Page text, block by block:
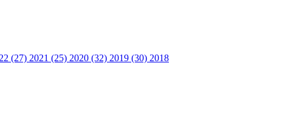
(27) 2021 (25) 2020 (32) 2019 (30) 2018